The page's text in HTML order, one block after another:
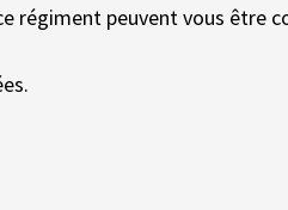
régiment peuvent vous être